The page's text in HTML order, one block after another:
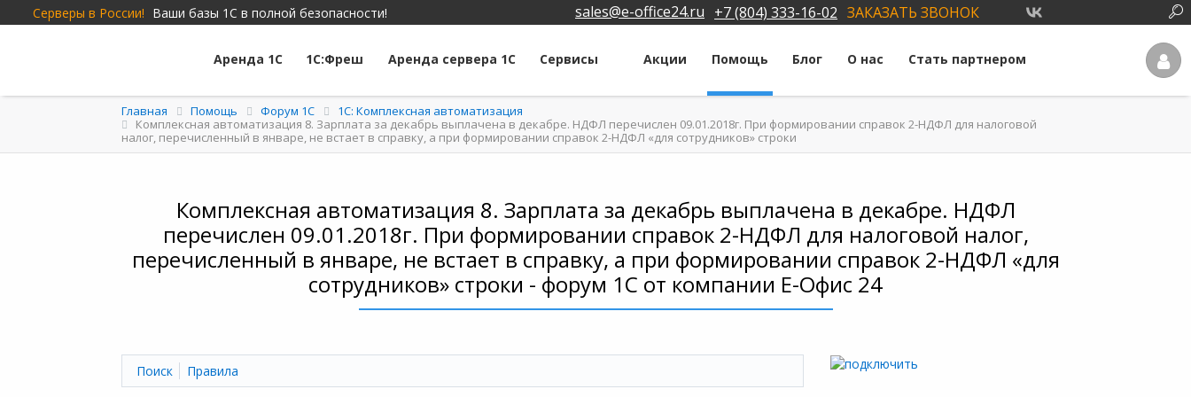
Серверы в России! Ваши базы 1С в полной безопасности! sales@e-office24.ru +7 (804) 333-16-02 ЗАКАЗАТЬ ЗВОНОК
Аренда 1С 1С:Фреш Аренда сервера 1С Сервисы Акции Помощь Блог О нас Стать партнером
Главная Помощь Форум 1C
1С: Комплексная автоматизация
Комплексная автоматизация 8. Зарплата за декабрь выплачена в декабре. НДФЛ перечислен 09.01.2018г. При формировании справок 2-НДФЛ для налоговой
налог, перечисленный в январе, не встает в справку, а при формировании справок 2-НДФЛ «для сотрудников» строки
Комплексная автоматизация 8. Зарплата за декабрь выплачена в декабре. НДФЛ
перечислен 09.01.2018г. При формировании справок 2-НДФЛ для налоговой налог,
перечисленный в январе, не встает в справку, а при формировании справок 2-НДФЛ «для
сотрудников» строки - форум 1С от компании Е-Офис 24
Поиск Правила